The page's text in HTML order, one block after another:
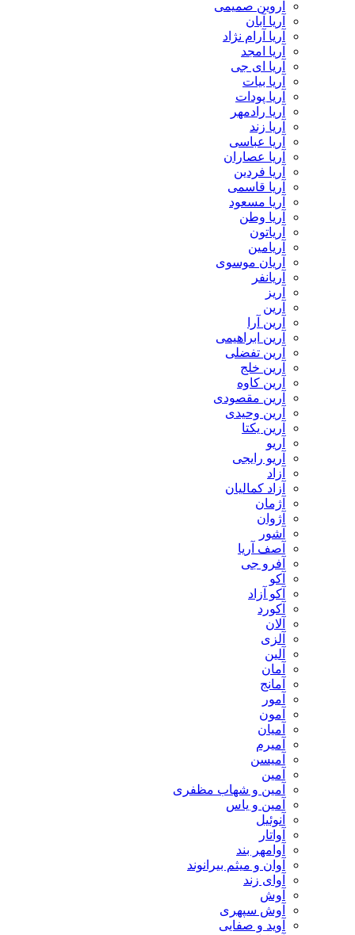
آروین صمیمی
آریا آبان
آریا آرام نژاد
آریا امجد
آریا ای جی
آریا بیات
آریا پودات
آریا رادمهر
آریا زند
آریا عباسی
آریا عصاران
آریا فردین
آریا قاسمی
آریا مسعود
آریا وطن
آریاتون
آریامین
آریان موسوی
آریانفر
آریز
آرین
آرین آرا
آرین ابراهیمی
آرین تفضلی
آرین خلج
آرین کاوه
آرین مقصودی
آرین وحیدی
آرین یکتا
آریو
آریو رایجی
آزاد
آزاد کمالیان
آژمان
آژوان
آشور
آصف آریا
آفرو جی
آکو
آکو آزاد
آکورد
آلان
آلزی
آلین
آمان
آمانج
آمور
آمون
آمیان
آمیرم
آمیسن
آمین
آمین و شهاب مظفری
آمین و یاس
آنوئیل
آواتار
آوامهر بند
آوان و میثم بیرانوند
آوای زند
آوش
آوش سپهری
آوید و صفایی